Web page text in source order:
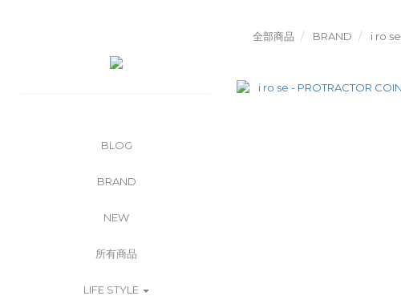
BLOG
BRAND
NEW
所有商品
LIFE STYLE
全部商品 BRAND i ro se